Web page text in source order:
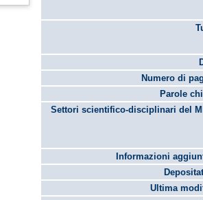
Numero di
Parole
Settori scientifico-disciplinari del
Informazioni
Ultima